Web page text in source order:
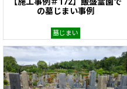
【施工事例＃172】飯盛霊園で
の墓じまい事例
墓じまい